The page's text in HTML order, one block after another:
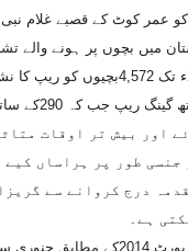
میں بچوں پر ہونے
کے مطابق جنوری 2010ء سے
اور بیش تر اوقات
طور پر ہراساں
درج کروانے سے
ہے۔